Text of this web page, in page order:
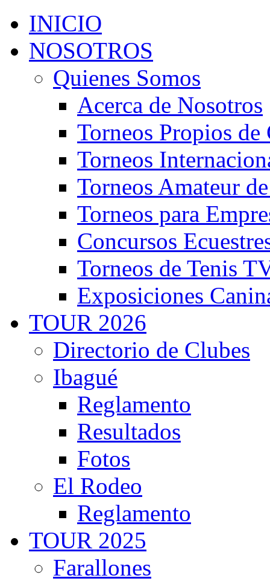
INICIO
NOSOTROS
Quienes Somos
Acerca de Nosotros
Torneos Propios
Torneos
Torneos Amateur
Torneos para
Concursos
Torneos de Tenis
Exposiciones
TOUR 2026
Directorio de Clubes
Ibagué
Reglamento
Resultados
Fotos
El Rodeo
Reglamento
TOUR 2025
Farallones